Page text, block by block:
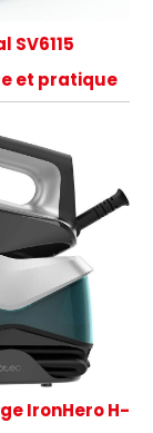
et pratique
IronHero H-